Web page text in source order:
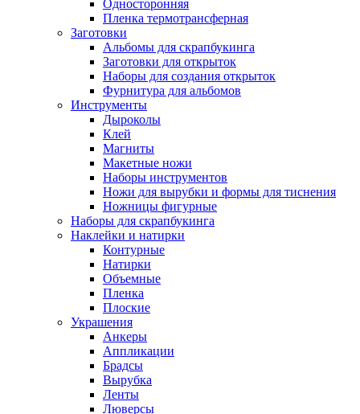
Односторонняя
Пленка термотрансферная
Заготовки
Альбомы для скрапбукинга
Заготовки для открыток
Наборы для создания открыток
Фурнитура для альбомов
Инструменты
Дыроколы
Клей
Магниты
Макетные ножи
Наборы инструментов
Ножи для вырубки и формы для тиснения
Ножницы фигурные
Наборы для скрапбукинга
Наклейки и натирки
Контурные
Натирки
Объемные
Пленка
Плоские
Украшения
Анкеры
Аппликации
Брадсы
Вырубка
Ленты
Люверсы